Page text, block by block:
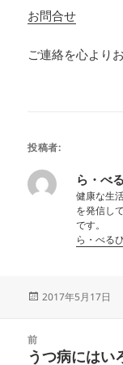
お問合せ
ご連絡を心より
投稿者:
ら・べ
健康な生
を発信し
です。
ら・べる
投
2017年5月17日
前
前
うつ病にはい